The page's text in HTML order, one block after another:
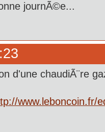
journÃ©e...
d'une chaudiÃ¨re
www.leboncoin.fr/